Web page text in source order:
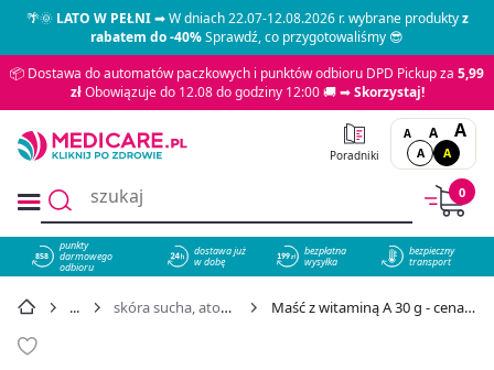
🌴🌞LATO W PEŁNI➡ W dniach 22.07-12.08.2026 r. wybrane produktyz
rabatem do -40%Sprawdź, co przygotowaliśmy 😎
📦 Dostawa do automatów paczkowych i punktów odbioru DPD Pickup za 5,99
złObowiązuje do 12.08 do godziny 12:00 🚚 ➡Skorzystaj!
Poradniki
A A A
A A
0
858
punkty
darmowego
odbioru
dostawa już
w dobę
bezpłatna
wysyłka
bezpieczny
transport
skóra sucha, atopowa Maść z witaminą A 30 g - cena 4,29 zł